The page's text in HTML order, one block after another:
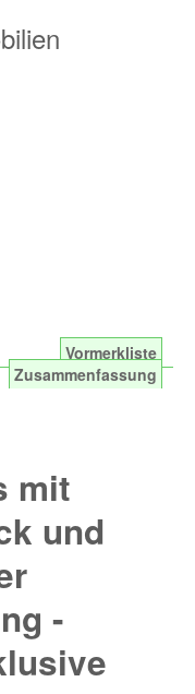
Vormerkliste
Zusammenfassung
mit
und
-